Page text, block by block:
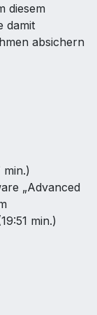
diesem
damit
absichern
„Advanced
min.)